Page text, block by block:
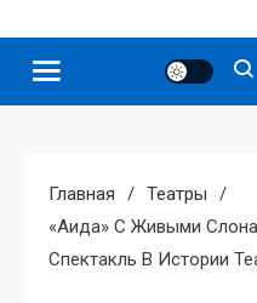
Главная
Театры
«Аида» С Живыми
Спектакль В Истории